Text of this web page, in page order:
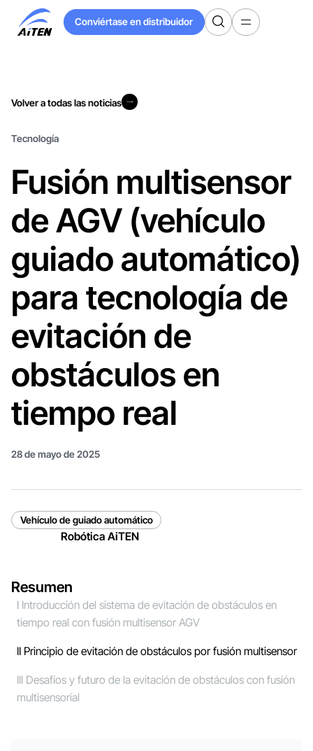
contenido
Conviértase en distribuidor
Conviértase en distribuidor
Volver a todas las noticias
Tecnología
Fusión multisensor
de AGV (vehículo
guiado automático)
para tecnología de
evitación de
obstáculos en
tiempo real
28 de mayo de 2025
Vehículo de guiado automático
Robótica AiTEN
Resumen
I Introducción del sistema de evitación de obstáculos en
tiempo real con fusión multisensor AGV
II Principio de evitación de obstáculos por fusión multisensor
III Desafíos y futuro de la evitación de obstáculos con fusión
multisensorial